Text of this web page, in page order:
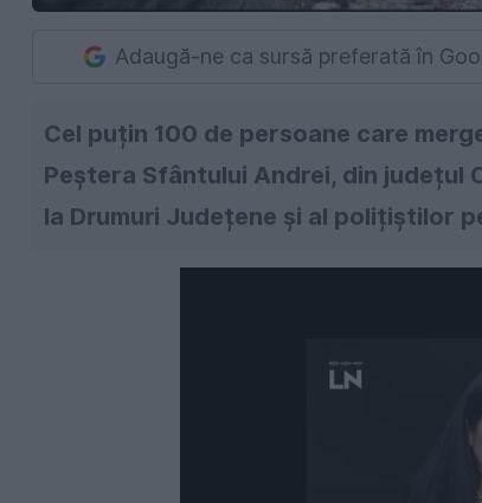
Adaugă-ne ca sursă preferată în
Cel puțin 100 de persoane care
Peștera Sfântului Andrei, din județul
la Drumuri Județene și al polițiștilor